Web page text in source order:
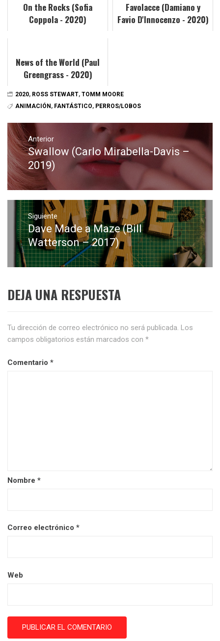
On the Rocks (Sofia
Coppola - 2020)
Favolacce (Damiano y
Favio D'Innocenzo - 2020)
News of the World (Paul
Greengrass - 2020)
2020, ROSS STEWART, TOMM MOORE
ANIMACIÓN , FANTÁSTICO, PERROS/LOBOS
Navegación
de
entradas
Anterior
Entrada
anterior:
Swallow (Carlo Mirabella-Davis –
2019)
Siguiente
Entrada
siguiente:
Dave Made a Maze (Bill
Watterson – 2017)
DEJA UNA RESPUESTA
Tu dirección de correo electrónico no será publicada. Los
campos obligatorios están marcados con *
Comentario *
Nombre *
Correo electrónico *
Web